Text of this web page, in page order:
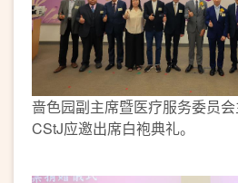
啬色园副主席暨医疗服务委员
CStJ应邀出席白袍典礼。